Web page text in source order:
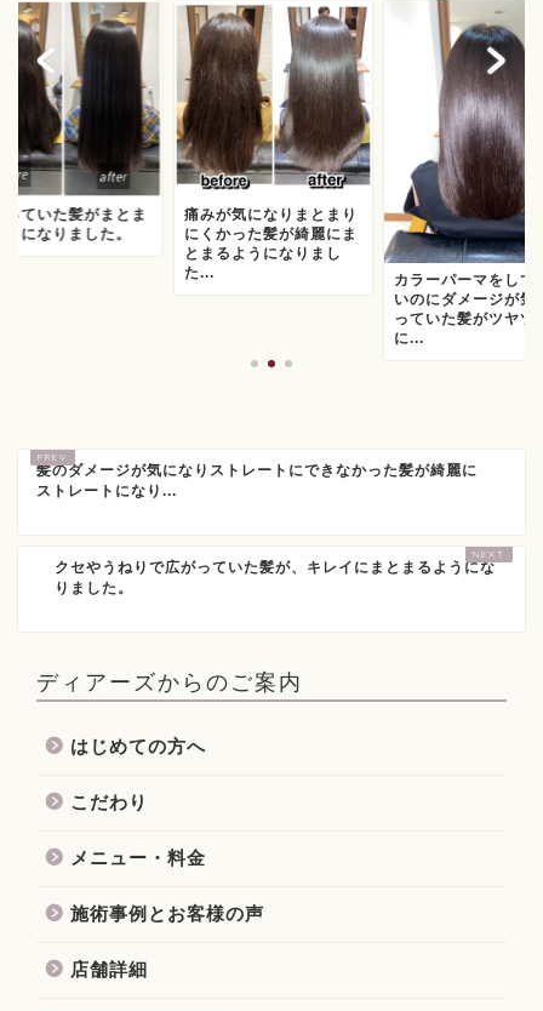
っていた髪がまとま
うになりました。
痛みが気になりまとまり
にくかった髪が綺麗にま
とまるようになりまし
た...
カラーパーマをして
いのにダメージが気
っていた髪がツヤツ
に...
髪のダメージが気になりストレートにできなかった髪が綺麗に
ストレートになり...
クセやうねりで広がっていた髪が、キレイにまとまるようにな
りました。
ディアーズからのご案内
はじめての方へ
こだわり
メニュー・料金
施術事例とお客様の声
店舗詳細